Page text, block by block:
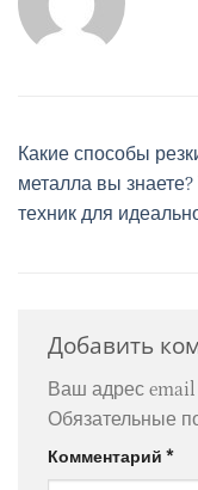
Какие способы
металла вы
техник для
Добавить
Ваш адрес email
Обязательные
Комментарий *